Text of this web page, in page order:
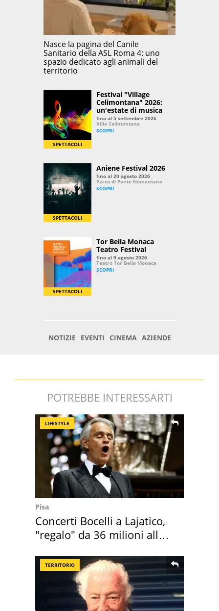
POTREBBE INTERESSARTI
LIFESTYLE
Pisa
Concerti Bocelli a Lajatico,
"regalo" da 36 milioni alla
TERRITORIO